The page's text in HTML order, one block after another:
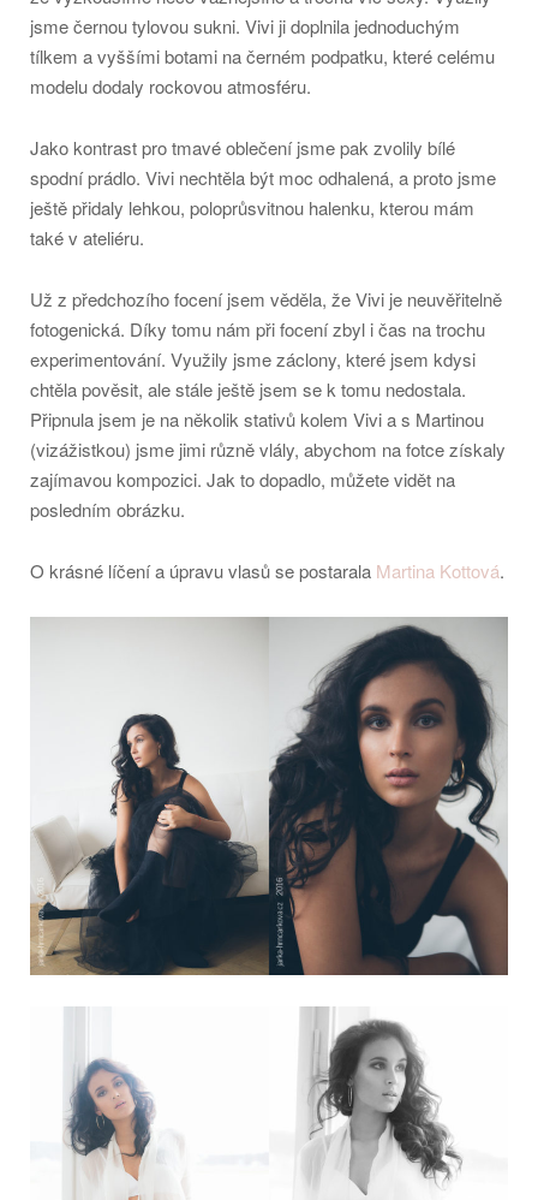
jsme černou tylovou sukni. Vivi ji doplnila jednoduchým
tílkem a vyššími botami na černém podpatku, které celému
modelu dodaly rockovou atmosféru.
Jako kontrast pro tmavé oblečení jsme pak zvolily bílé
spodní prádlo. Vivi nechtěla být moc odhalená, a proto jsme
ještě přidaly lehkou, poloprůsvitnou halenku, kterou mám
také v ateliéru.
Už z předchozího focení jsem věděla, že Vivi je neuvěřitelně
fotogenická. Díky tomu nám při focení zbyl i čas na trochu
experimentování. Využily jsme záclony, které jsem kdysi
chtěla pověsit, ale stále ještě jsem se k tomu nedostala.
Připnula jsem je na několik stativů kolem Vivi a s Martinou
(vizážistkou) jsme jimi různě vlály, abychom na fotce získaly
zajímavou kompozici. Jak to dopadlo, můžete vidět na
posledním obrázku.
O krásné líčení a úpravu vlasů se postarala Martina Kottová.